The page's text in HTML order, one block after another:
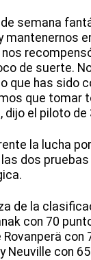
de semana
mantenernos
de suerte.
que has sido
que tomar
dijo el piloto de
la lucha
dos
de la
con 70
con
Neuville con